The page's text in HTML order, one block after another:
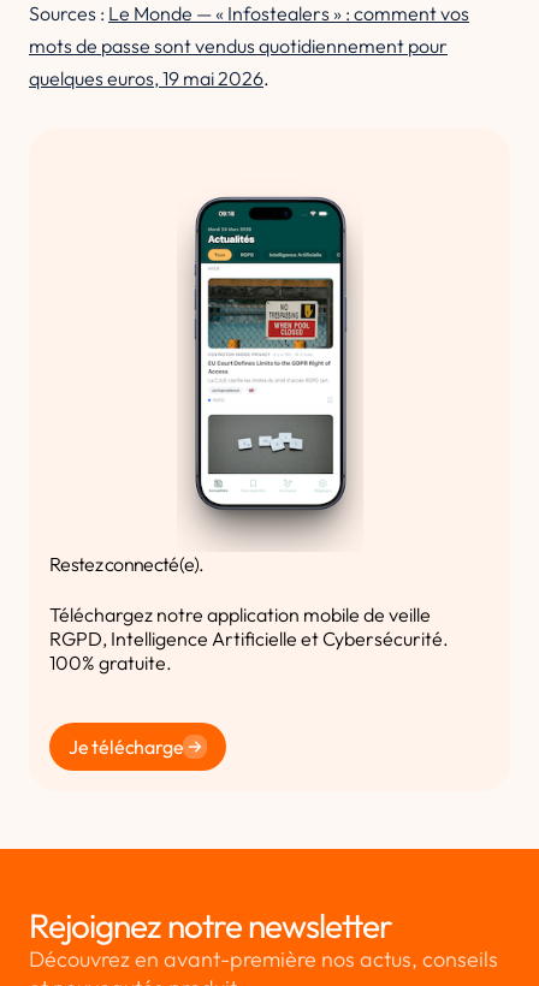
Sources : Le Monde — « Infostealers » : comment vos
mots de passe sont vendus quotidiennement pour
quelques euros, 19 mai 2026.
Restez connecté(e).
Téléchargez notre application mobile de veille
RGPD, Intelligence Artificielle et Cybersécurité.
100% gratuite.
Je télécharge
Rejoignez notre newsletter
Découvrez en avant-première nos actus, conseils